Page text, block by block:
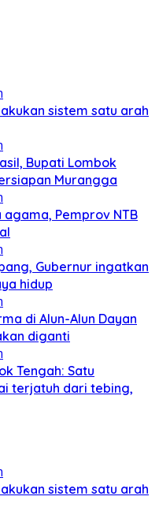
sistem satu arah
Bupati Lombok
Murangga
Pemprov NTB
Gubernur ingatkan
hidup
di Alun-Alun Dayan
diganti
Tengah: Satu
terjatuh dari tebing,
sistem satu arah